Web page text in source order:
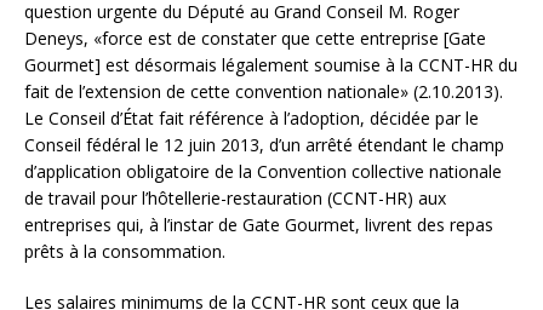
question urgente du Député au Grand Conseil M. Roger
Deneys, «force est de constater que cette entreprise [Gate
Gourmet] est désormais légalement soumise à la CCNT-HR du
fait de l’extension de cette convention nationale» (2.10.2013).
Le Conseil d’État fait référence à l’adoption, décidée par le
Conseil fédéral le 12 juin 2013, d’un arrêté étendant le champ
d’application obligatoire de la Convention collective nationale
de travail pour l’hôtellerie-restauration (CCNT-HR) aux
entreprises qui, à l’instar de Gate Gourmet, livrent des repas
prêts à la consommation.
Les salaires minimums de la CCNT-HR sont ceux que la